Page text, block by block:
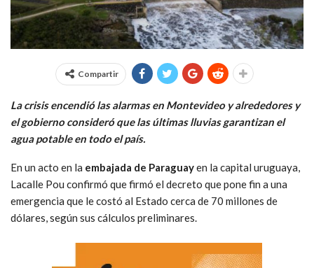
Compartir
La crisis encendió las alarmas en Montevideo y alrededores y
el gobierno consideró que las últimas lluvias garantizan el
agua potable en todo el país.
En un acto en la embajada de Paraguayen la capital uruguaya,
Lacalle Pou confirmó que firmó el decreto que pone fin a una
emergencia que le costó al Estado cerca de 70 millones de
dólares, según sus cálculos preliminares.